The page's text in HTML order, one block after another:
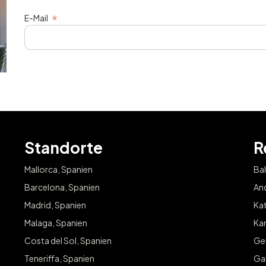
E-Mail
Standorte
Mallorca, Spanien
Barcelona, Spanien
Madrid, Spanien
Malaga, Spanien
Costa del Sol, Spanien
Teneriffa, Spanien